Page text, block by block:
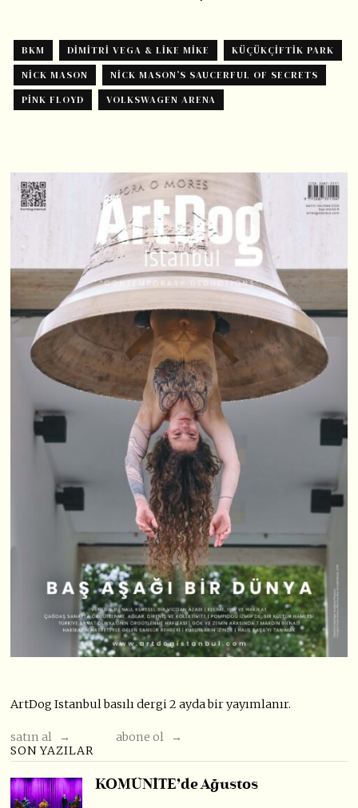
BKM DIMITRI VEGA & LIKE MIKE
KÜÇÜKÇIFTIK PARK
NICK MASON
NICK MASON’S SAUCERFUL OF SECRETS
PINK FLOYD
VOLKSWAGEN ARENA
ArtDog Istanbul basılı dergi 2 ayda bir yayımlanır.
satın al →
abone ol →
SON YAZILAR
KOMÜNİTE’de Ağustos